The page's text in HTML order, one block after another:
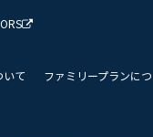
いて ファミリープランに